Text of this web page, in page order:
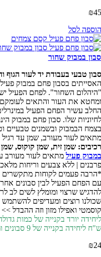
₪45
הוספה לסל
סבון במבוק שחור
סבון טבעי בעבודת יד לעור הגוף
האסייתים בסבון פחם במבוק פעיל
"היהלום השחור". לפחם הפעיל
ומחטא את העור והתאים לעומקם.
החלב עשיר הפחם הפעיל
לחיוניות שלו. סבון פחם במבוק
בצמח הבמבוק ובשמנים טבעיים
מתאים לעור מעורב, שמן עד
רכיבים: שמן זית, שמן קוקוס,
במבוק פעיל
*הרבה פעמים לקוחות מתקשרים
עם הפחם הפעיל לבין סבונים
להדגיש שרצוי ומומלץ לשים לב
שכולנו רוצים ומעדיפים להשתמש
קוסמטי ואפילו מזון וזה ההבדל
ליחידה יורד בקנייה של כמות
ש"ח ליחידה בקנייה של 9 סבונים ומעלה - 17 ש"ח ליחידה
₪24